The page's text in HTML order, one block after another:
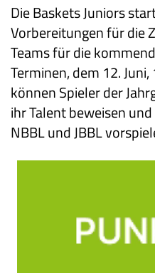
Die Baskets Juniors
Vorbereitungen für die
Teams für die
Terminen, dem 12. Juni,
können Spieler der
ihr Talent beweisen
NBBL und JBBL